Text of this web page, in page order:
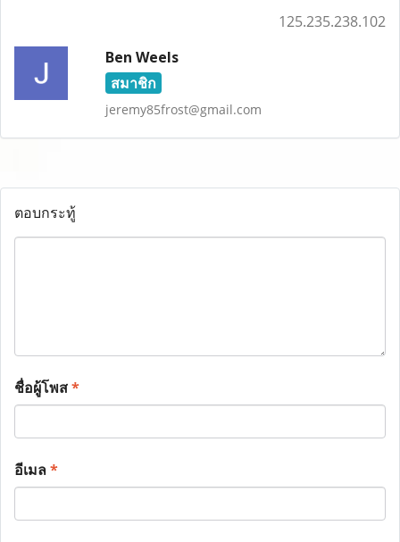
125.235.238.102
Ben Weels
สมาชิก
jeremy85frost@gmail.com
ตอบกระทู้
ชื่อผู้โพส*
อีเมล*